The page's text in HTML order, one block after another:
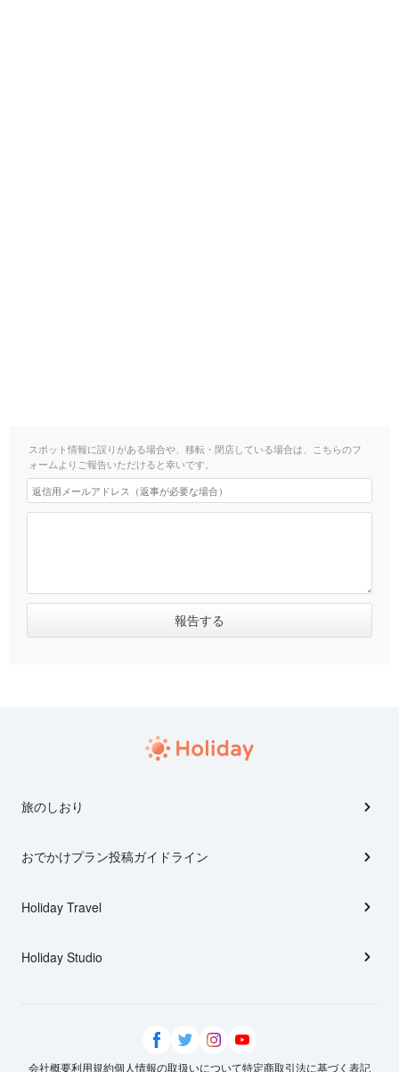
スポット情報に誤りがある場合や、移転・閉店している場合は、こちらのフ
ォームよりご報告いただけると幸いです。
旅のしおり
おでかけプラン投稿ガイドライン
Holiday Travel
Holiday Studio
会社概要利用規約個人情報の取扱いについて特定商取引法に基づく表記